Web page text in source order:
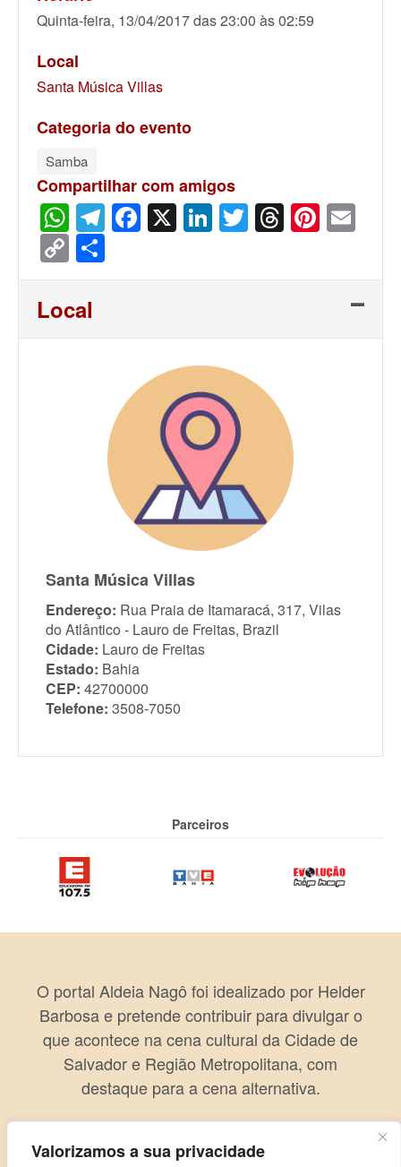
Valorizamos a sua privacidade
Quinta-feira, 13/04/2017 das 23:00 às 02:59
Local
Santa Música Villas
Categoria do evento
Samba
Compartilhar com amigos
WhatsApp
Telegram
Facebook
X LinkedIn
Twitter
Threads
Copy
Link
Local
Santa Música Villas
Endereço: Rua Praia de Itamaracá, 317, Vilas
do Atlântico - Lauro de Freitas, Brazil
Cidade: Lauro de Freitas
Estado: Bahia
CEP: 42700000
Telefone: 3508-7050
Parceiros
O portal Aldeia Nagô foi idealizado por Helder
Barbosa e pretende contribuir para divulgar o
que acontece na cena cultural da Cidade de
Salvador e Região Metropolitana, com
destaque para a cena alternativa.